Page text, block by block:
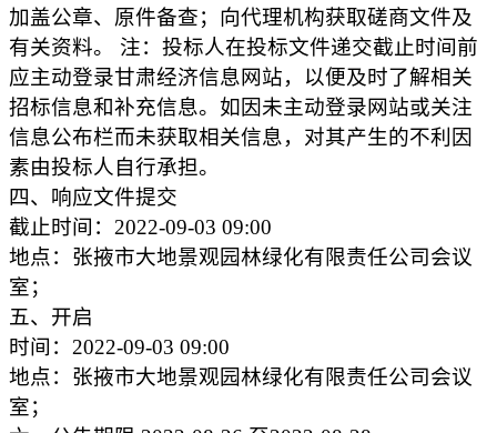
加盖公章、原件备查；向代理机构获取磋商文件及
有关资料。 注：投标人在投标文件递交截止时间前
应主动登录甘肃经济信息网站，以便及时了解相关
招标信息和补充信息。如因未主动登录网站或关注
信息公布栏而未获取相关信息，对其产生的不利因
素由投标人自行承担。
四、响应文件提交
截止时间：2022-09-03 09:00
地点：张掖市大地景观园林绿化有限责任公司会议
室；
五、开启
时间：2022-09-03 09:00
地点：张掖市大地景观园林绿化有限责任公司会议
室；